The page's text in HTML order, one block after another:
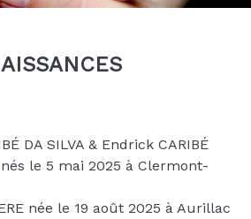
DA SILVA & Endrick CARIBÉ
nés le 5 mai 2025 à Clermont-
née le 19 août 2025 à Aurillac